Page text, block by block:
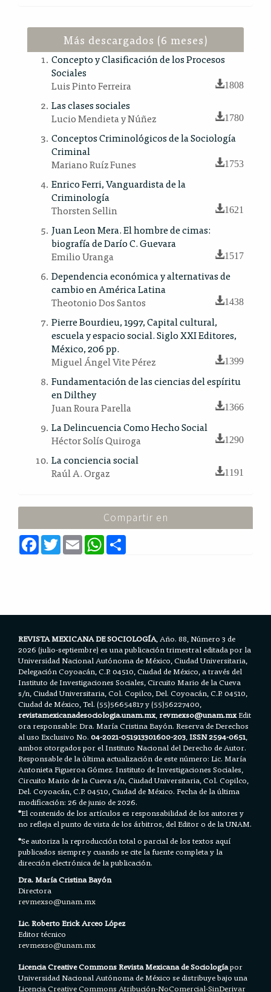
Más descargados (6 meses)
Concepto y Clasificación de los Procesos
Sociales
Luis Pinto Ferreira
1808
Las clases sociales
Lucio Mendieta y Núñez
1780
Conceptos Criminológicos de la Sociología
Criminal
Mariano Ruíz Funes
1753
Enrico Ferri, Vanguardista de la
Criminología
Thorsten Sellin
1621
Juan Leon Mera. El hombre de cimas:
biografía de Darío C. Guevara
Emilio Uranga
1517
Dependencia económica y alternativas de
cambio en América Latina
Theotonio Dos Santos
1438
Pierre Bourdieu, 1997, Capital cultural,
escuela y espacio social. Siglo XXI Editores,
México, 206 pp.
Miguel Ángel Vite Pérez
1399
Fundamentación de las ciencias del espíritu
en Dilthey
Juan Roura Parella
1366
La Delincuencia Como Hecho Social
Héctor Solís Quiroga
1290
La conciencia social
Raúl A. Orgaz
1191
Compartir en
F
a
c
T
w
E
m
a
W
h
a
REVISTA MEXICANA DE SOCIOLOGÍA, Año. 88, Número 3 de
2026 (julio-septiembre) es una publicación trimestral editada por la
Universidad Nacional Autónoma de México, Ciudad Universitaria,
Delegación Coyoacán, C.P. 04510, Ciudad de México, a través del
Instituto de Investigaciones Sociales, Circuito Mario de la Cueva
s/n, Ciudad Universitaria, Col. Copilco, Del. Coyoacán, C.P. 04510,
Ciudad de México, Tel. (55)56654817 y (55)56227400,
revistamexicanadesociologia.unam.mx,revmexso@unam.mxEdit
ora responsable: Dra. María Cristina Bayón. Reserva de Derechos
al uso Exclusivo No.04-2021-051913301600-203,ISSN 2594-0651,
ambos otorgados por el Instituto Nacional del Derecho de Autor.
Responsable de la última actualización de este número: Lic. María
Antonieta Figueroa Gómez. Instituto de Investigaciones Sociales,
Circuito Mario de la Cueva s/n, Ciudad Universitaria, Col. Copilco,
Del. Coyoacán, C.P. 04510, Ciudad de México. Fecha de la última
modificación: 26 de junio de 2026.
*El contenido de los artículos es responsabilidad de los autores y
no refleja el punto de vista de los árbitros, del Editor o de la UNAM.
*Se autoriza la reproducción total o parcial de los textos aquí
publicados siempre y cuando se cite la fuente completa y la
dirección electrónica de la publicación.
Dra. María Cristina Bayón
Directora
revmexso@unam.mx
Lic. Roberto Erick Arceo López
Editor técnico
revmexso@unam.mx
Licencia Creative Commons Revista Mexicana de Sociologíapor
Universidad Nacional Autónoma de México se distribuye bajo una
LicenciaCreative Commons Atribución-NoComercial-SinDerivar